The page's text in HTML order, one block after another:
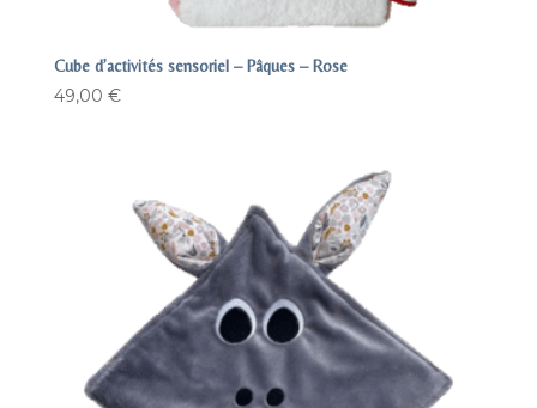
Cube d’activités sensoriel – Pâques – Rose
49,00 €